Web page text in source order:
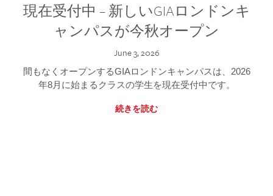
現在受付中 – 新しいGIAロンドンキ
ャンパスが今秋オープン
June 3, 2026
間もなくオープンするGIAロンドンキャンパスは、2026
年8月に始まるクラスの学生を現在受付中です。
続きを読む